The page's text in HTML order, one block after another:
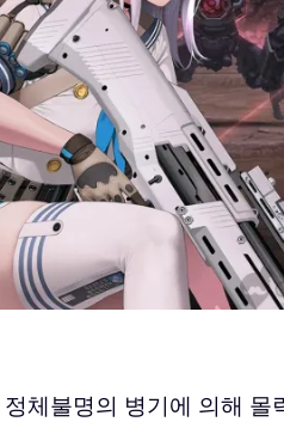
정체불명의 병기에 의해